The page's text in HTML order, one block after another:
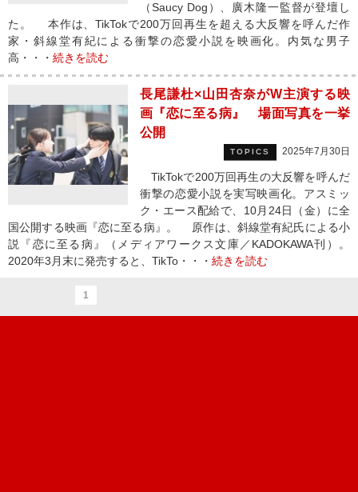
（Saucy Dog）、廣木隆一監督が登壇し
た。 本作は、TikTokで200万回再生を超える大反響を呼んだ作
家・斜線堂有紀による衝撃の恋愛小説を映画化。内気な男子
高・・・ 続きを読む
長尾謙杜×山田杏奈がW主演する映
画『恋に至る病』 場面写真を一挙
公開
TOPICS 2025年7月30日
TikTokで200万回再生の大反響を呼んだ
衝撃の恋愛小説を実写映画化。アスミッ
ク・エース配給で、10月24日（金）に全
国公開する映画『恋に至る病』。 原作は、斜線堂有紀氏による小
説『恋に至る病』（メディアワークス文庫／KADOKAWA刊）。
2020年3月末に発売すると、TikTo・・・ 続きを読む
1